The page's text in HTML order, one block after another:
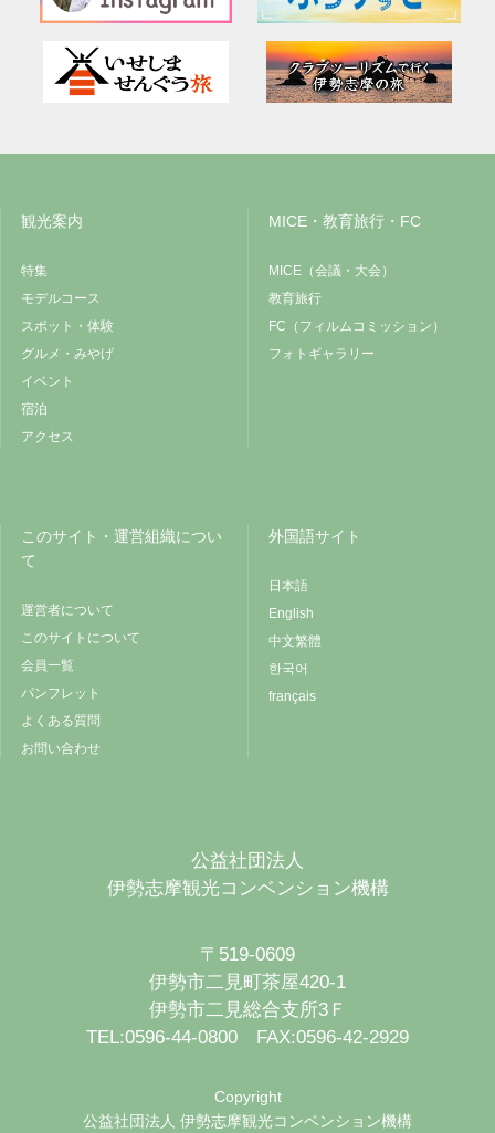
観光案内
特集
モデルコース
スポット・体験
グルメ・みやげ
イベント
宿泊
アクセス
MICE・教育旅行・FC
MICE（会議・大会）
教育旅行
FC（フィルムコミッション）
フォトギャラリー
このサイト・運営組織につい
て
運営者について
このサイトについて
会員一覧
パンフレット
よくある質問
お問い合わせ
外国語サイト
日本語
English
中文繁體
한국어
français
公益社団法人
伊勢志摩観光コンベンション機構
〒519-0609
伊勢市二見町茶屋420-1
伊勢市二見総合支所3Ｆ
TEL:0596-44-0800 FAX:0596-42-2929
Copyright
公益社団法人 伊勢志摩観光コンベンション機構